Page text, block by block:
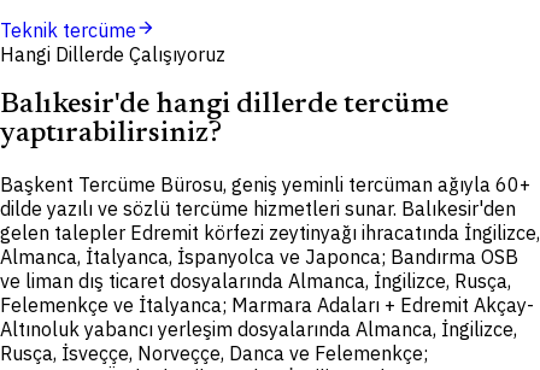
Teknik tercümearrow_forward
Hangi Dillerde Çalışıyoruz
Balıkesir'de hangi dillerde tercüme
yaptırabilirsiniz?
Başkent Tercüme Bürosu, geniş yeminli tercüman ağıyla 60+
dilde yazılı ve sözlü tercüme hizmetleri sunar. Balıkesir'den
gelen talepler Edremit körfezi zeytinyağı ihracatında İngilizce,
Almanca, İtalyanca, İspanyolca ve Japonca; Bandırma OSB
ve liman dış ticaret dosyalarında Almanca, İngilizce, Rusça,
Felemenkçe ve İtalyanca; Marmara Adaları + Edremit Akçay-
Altınoluk yabancı yerleşim dosyalarında Almanca, İngilizce,
Rusça, İsveççe, Norveççe, Danca ve Felemenkçe;